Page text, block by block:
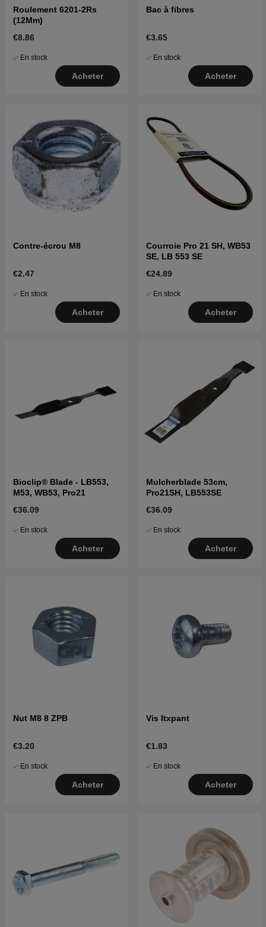
Roulement 6201-2Rs
(12Mm)
€8.86
En stock
Acheter
Bac à fibres
€3.65
En stock
Acheter
Contre-écrou M8
€2.47
En stock
Acheter
Courroie Pro 21 SH, WB53
SE, LB 553 SE
€24.89
En stock
Acheter
Bioclip® Blade - LB553,
M53, WB53, Pro21
€36.09
En stock
Acheter
Mulcherblade 53cm,
Pro21SH, LB553SE
€36.09
En stock
Acheter
Nut M8 8 ZPB
€3.20
En stock
Acheter
Vis Itxpant
€1.83
En stock
Acheter